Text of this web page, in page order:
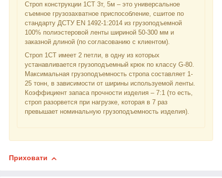
Строп конструкции 1СТ 3т, 5м – это универсальное
съемное грузозахватное приспособление, сшитое по
стандарту ДСТУ EN 1492-1:2014 из грузоподъемной
100% полиэстеровой ленты шириной 50-300 мм и
заказной длиной (по согласованию с клиентом).
Строп 1СТ имеет 2 петли, в одну из которых
устанавливается грузоподъемный крюк по классу G-80.
Максимальная грузоподъемность стропа составляет 1-
25 тонн, в зависимости от ширины используемой ленты.
Коэффициент запаса прочности изделия – 7:1 (то есть,
строп разорвется при нагрузке, которая в 7 раз
превышает номинальную грузоподъемность изделия).
Приховати